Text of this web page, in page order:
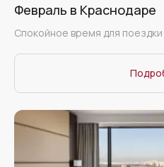
Февраль в Краснодаре
Спокойное время для